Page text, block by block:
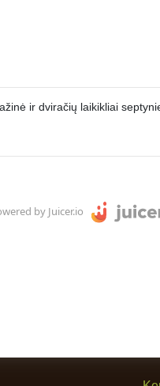
ir dviračių laikikliai
by Juicer.io